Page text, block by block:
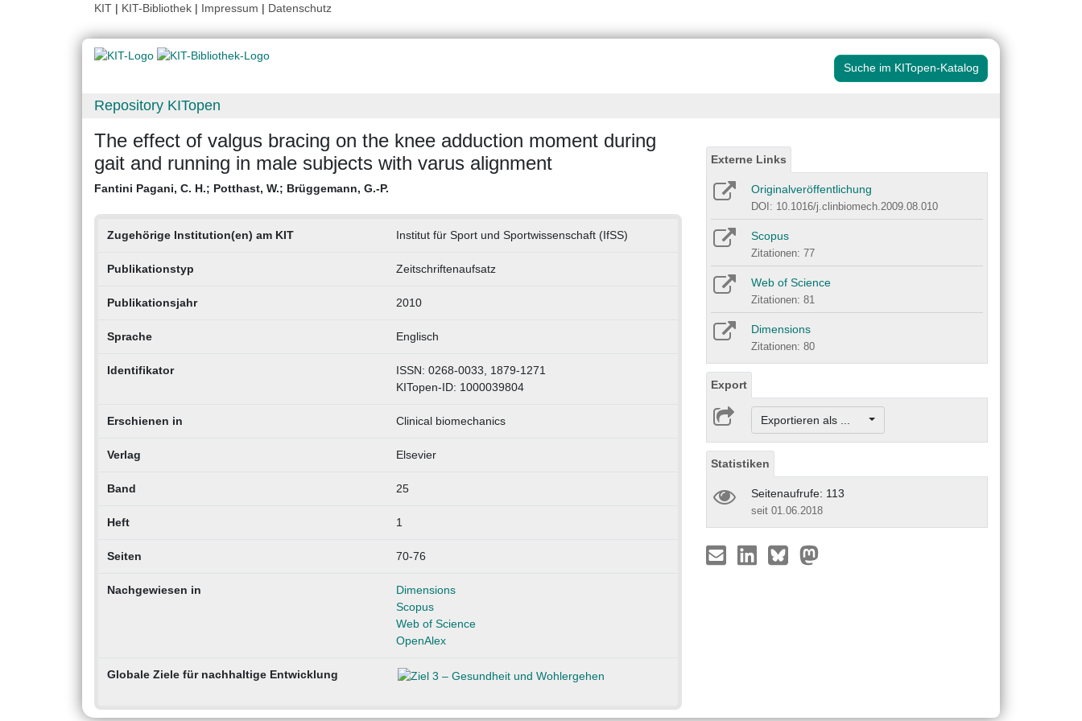
KIT | KIT-Bibliothek | Impressum | Datenschutz
Suche im KITopen-Katalog
Repository KITopen
The effect of valgus bracing on the knee adduction moment during
gait and running in male subjects with varus alignment
Fantini Pagani, C. H.; Potthast, W.; Brüggemann, G.-P.
Zugehörige Institution(en) am KIT Institut für Sport und Sportwissenschaft (IfSS)
Publikationstyp Zeitschriftenaufsatz
Publikationsjahr 2010
Sprache Englisch
Identifikator
ISSN: 0268-0033, 1879-1271
KITopen-ID: 1000039804
Erschienen in Clinical biomechanics
Verlag Elsevier
Band 25
Heft 1
Seiten 70-76
Nachgewiesen in
Dimensions
Scopus
Web of Science
OpenAlex
Globale Ziele für nachhaltige Entwicklung
Externe Links
Originalveröffentlichung
DOI: 10.1016/j.clinbiomech.2009.08.010
Scopus
Zitationen: 77
Web of Science
Zitationen: 81
Dimensions
Zitationen: 80
Export
Exportieren als ...
Statistiken
Seitenaufrufe: 113
seit 01.06.2018